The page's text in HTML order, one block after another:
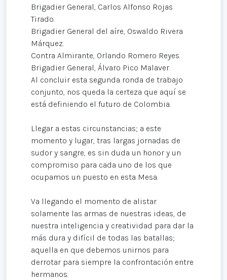
Brigadier General, Carlos Alfonso Rojas
Tirado.
Brigadier General del aíre, Oswaldo Rivera
Márquez.
Contra Almirante, Orlando Romero Reyes.
Brigadier General, Álvaro Pico Malaver.
Al concluir esta segunda ronda de trabajo
conjunto, nos queda la certeza que aquí se
está definiendo el futuro de Colombia.
Llegar a estas circunstancias; a este
momento y lugar, tras largas jornadas de
sudor y sangre, es sin duda un honor y un
compromiso para cada uno de los que
ocupamos un puesto en esta Mesa.
Va llegando el momento de alistar
solamente las armas de nuestras ideas, de
nuestra inteligencia y creatividad para dar la
más dura y difícil de todas las batallas;
aquella en que debemos unirnos para
derrotar para siempre la confrontación entre
hermanos.